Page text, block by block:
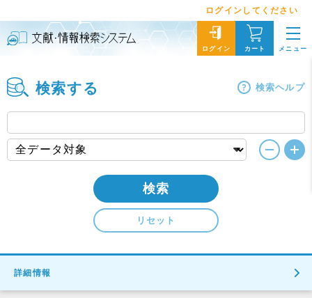
ログインしてください
ログイン カート メニュー
検索する 検索ヘルプ
検索
リセット
詳細情報